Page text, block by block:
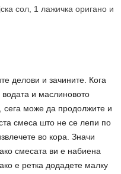
сол, 1 лажичка оригано и
делови и зачините. Кога
и маслиновото
може да продолжите и
смеса што не се лепи по
во кора. Значи
смесата ви е набиена
е ретка додадете малку